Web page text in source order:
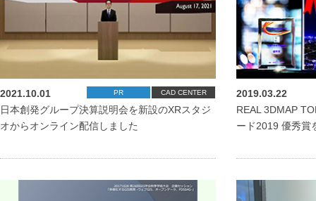
PR CAD CENTER
2021.10.01
日本創発グループ決算説明会を新設のXRスタジ
オからオンライン配信しました
2019.03.22
REAL 3DMAP
ード2019 優秀賞